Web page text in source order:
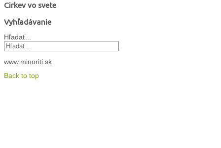
Cirkev vo svete
Vyhľadávanie
Hľadať...
www.minoriti.sk
Back to top